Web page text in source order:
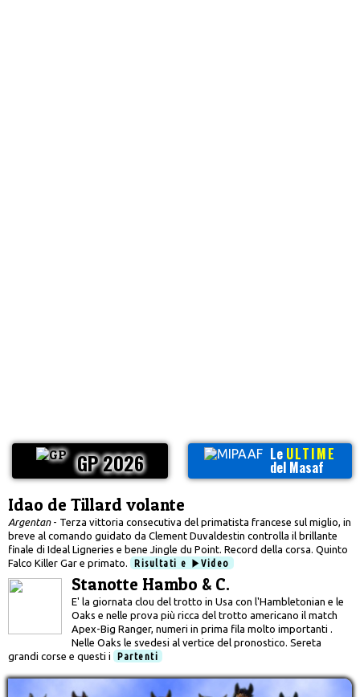
GP 2026 Le ULTIME
del Masaf
Idao de Tillard volante
Argentan- Terza vittoria consecutiva del primatista francese sul miglio, in
breve al comando guidato da Clement Duvaldestin controlla il brillante
finale di Ideal Ligneries e bene Jingle du Point. Record della corsa. Quinto
Falco Killer Gar e primato.
Risultati e Video
Stanotte Hambo & C.
E' la giornata clou del trotto in Usa con l'Hambletonian e le
Oaks e nelle prova più ricca del trotto americano il match
Apex-Big Ranger, numeri in prima fila molto importanti .
Nelle Oaks le svedesi al vertice del pronostico. Sereta
grandi corse e questi i
Partenti